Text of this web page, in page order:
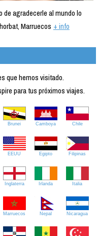
agradecerle al mundo lo
Marruecos + info
que hemos visitado.
para tus próximos viajes.
Brunei Camboya Chile
EEUU Egipto Filipinas
Inglaterra Irlanda Italia
Marruecos Nepal Nicaragua